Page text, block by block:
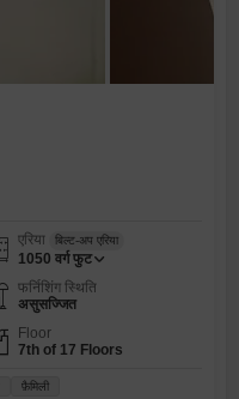
एरिया बिल्ट-अप एरिया
1050 वर्ग फुट
फर्निशिंग स्थिति
असुसज्जित
Floor
7th of 17 Floors
फ़ैमिली